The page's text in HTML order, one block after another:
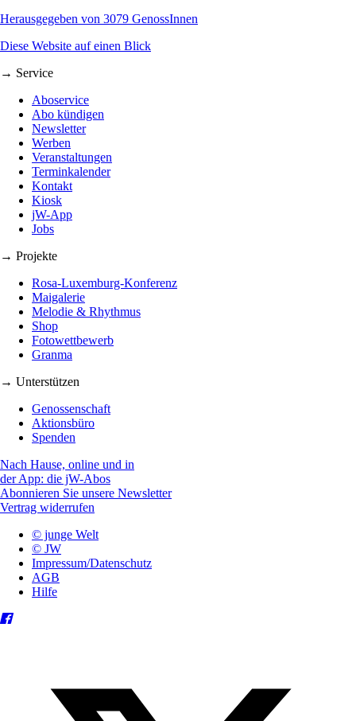
Herausgegeben von 3079 GenossInnen
Diese Website auf einen Blick
→ Service
Aboservice
Abo kündigen
Newsletter
Werben
Veranstaltungen
Terminkalender
Kontakt
Kiosk
jW-App
Jobs
→ Projekte
Rosa-Luxemburg-Konferenz
Maigalerie
Melodie & Rhythmus
Shop
Fotowettbewerb
Granma
→ Unterstützen
Genossenschaft
Aktionsbüro
Spenden
Nach Hause, online und in
der App: die jW-Abos
Abonnieren Sie unsere Newsletter
Vertrag widerrufen
© junge Welt
© JW
Impressum/Datenschutz
AGB
Hilfe